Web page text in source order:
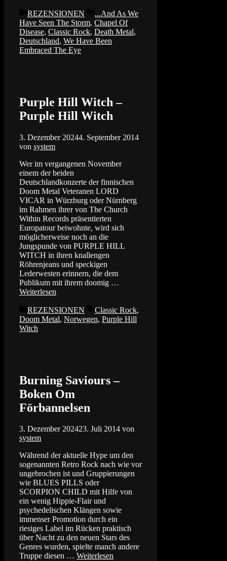
Kategorien
REZENSIONEN Schlagwörter
...And As We
Have Seen The Storm, Chapel Of
Disease, Classic Rock, Death Metal,
Deutschland, We Have Been
Embraced The Eye
Purple Hill Witch –
Purple Hill Witch
3. Dezember 20244. September 2014
von system
Wer im vergangenen November
einem der beiden
Deutschlandkonzerte der finnischen
Doom Metal Veteranen LORD
VICAR in Würzburg oder Nürnberg
im Rahmen ihrer von The Church
Within Records präsentierten
Europatour beiwohnte, wird sich
möglicherweise noch an die
Jungspunde von PURPLE HILL
WITCH in ihren knallengen
Röhrenjeans und speckigen
Lederwesten erinnern, die dem
Publikum mit ihrem doomig …
Weiterlesen
Kategorien
REZENSIONEN Schlagwörter
Classic Rock,
Doom Metal, Norwegen, Purple Hill
Witch
Burning Saviours –
Boken Om
Förbannelsen
3. Dezember 202423. Juli 2014 von
system
Während der aktuelle Hype um den
sogenannten Retro Rock nach wie vor
ungebrochen ist und Gruppierungen
wie BLUES PILLS oder
SCORPION CHILD mit Hilfe von
ein wenig Hippie-Flair und
psychedelischen Klängen sowie
immenser Promotion durch ein
riesiges Label im Rücken praktisch
über Nacht zu den neuen Stars des
Genres wurden, spielte manch andere
Truppe diesen … Weiterlesen